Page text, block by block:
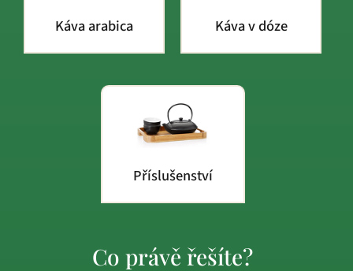
Káva arabica Káva v dóze
Příslušenství
Co právě řešíte?